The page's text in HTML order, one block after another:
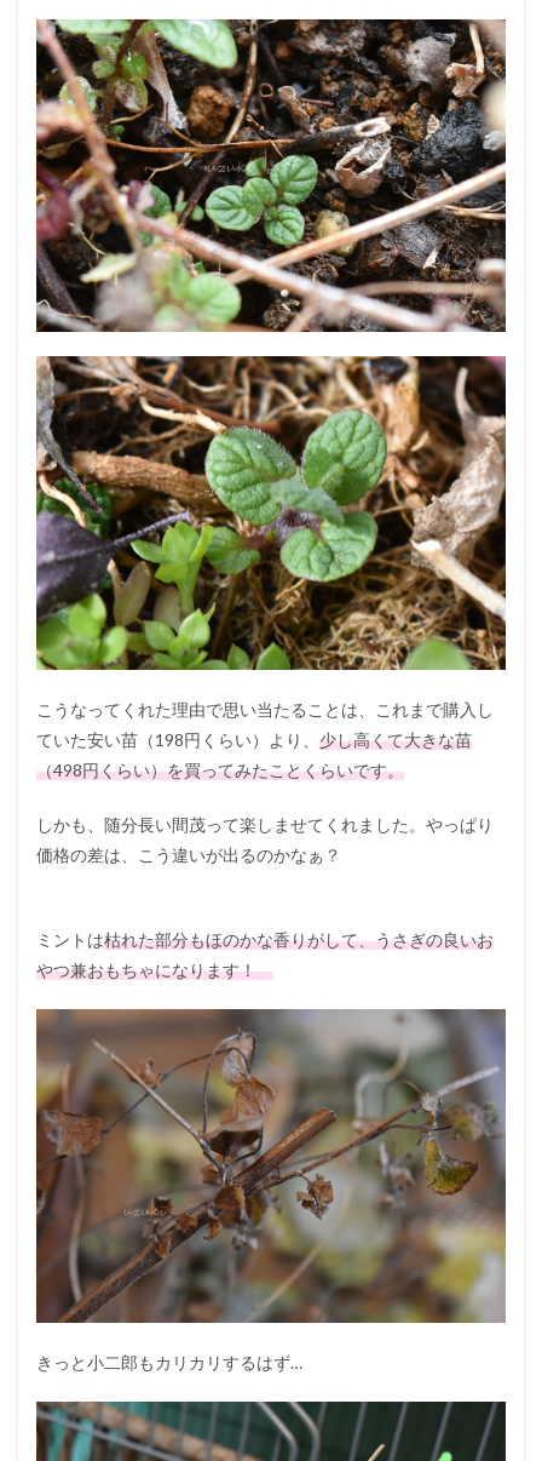
こうなってくれた理由で思い当たることは、これまで購入し
ていた安い苗（198円くらい）より、 少し高くて大きな苗
（498円くらい）を買ってみたことくらいです。
しかも、随分長い間茂って楽しませてくれました。やっぱり
価格の差は、こう違いが出るのかなぁ？
ミントは枯れた部分もほのかな香りがして、うさぎの良いお
やつ兼おもちゃになります！
きっと小二郎もカリカリするはず…